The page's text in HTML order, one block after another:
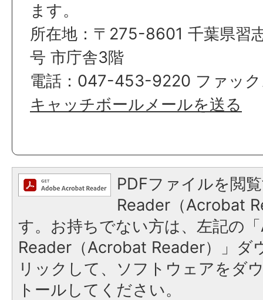
ます。
所在地：〒275-8601 千葉県習
号 市庁舎3階
電話：047-453-9220 ファッ
キャッチボールメールを送る
PDFファイルを閲
Reader（Acrobat
す。お持ちでない方は、左記の
Reader（Acrobat Reader）」ダ
リックして、ソフトウェアをダ
トールしてください。